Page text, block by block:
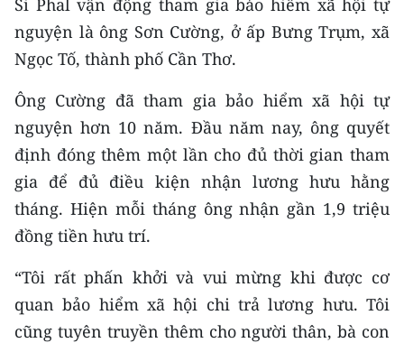
Si Phal vận động tham gia bảo hiểm xã hội tự
nguyện là ông Sơn Cường, ở ấp Bưng Trụm, xã
Ngọc Tố, thành phố Cần Thơ.
Ông Cường đã tham gia bảo hiểm xã hội tự
nguyện hơn 10 năm. Đầu năm nay, ông quyết
định đóng thêm một lần cho đủ thời gian tham
gia để đủ điều kiện nhận lương hưu hằng
tháng. Hiện mỗi tháng ông nhận gần 1,9 triệu
đồng tiền hưu trí.
“Tôi rất phấn khởi và vui mừng khi được cơ
quan bảo hiểm xã hội chi trả lương hưu. Tôi
cũng tuyên truyền thêm cho người thân, bà con